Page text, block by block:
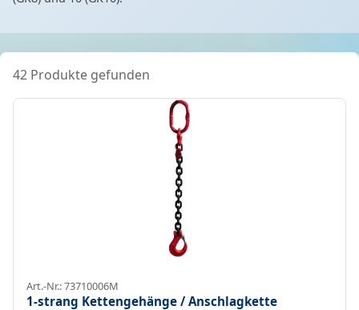
42 Produkte gefunden
Art.-Nr.: 73710006M
1-strang Kettengehänge / Anschlagkette